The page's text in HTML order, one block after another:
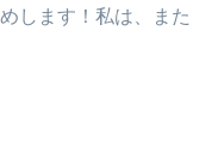
します！私は、また